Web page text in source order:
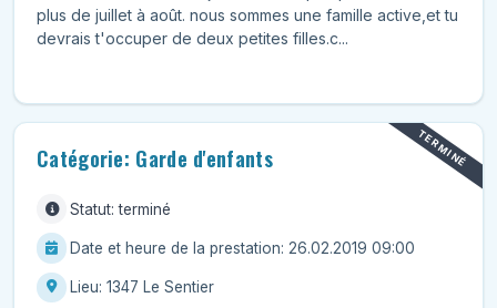
plus de juillet à août. nous sommes une famille active,et tu
devrais t'occuper de deux petites filles.c...
TERMINÉ
Catégorie: Garde d'enfants
Statut: terminé
Date et heure de la prestation: 26.02.2019 09:00
Lieu: 1347 Le Sentier